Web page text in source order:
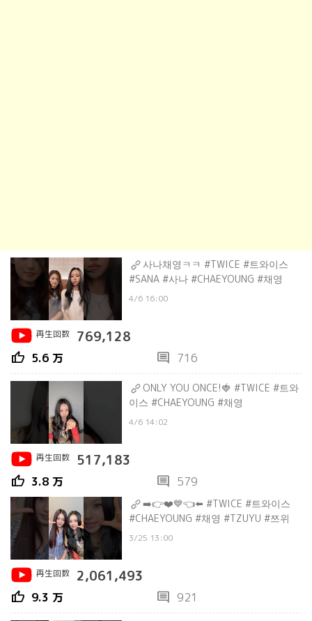
사나채영ㅋㅋ #TWICE #트와이스
#SANA #사나 #CHAEYOUNG #채영
4/6 16:00
再生回数 769,128
thumb_up 5.6 万 comment 716
ONLY YOU ONCE!🍓 #TWICE #트와
이스 #CHAEYOUNG #채영
4/6 14:02
再生回数 517,183
thumb_up 3.8 万 comment 579
➡️👉❤️💙👈⬅️ #TWICE #트와이스
#CHAEYOUNG #채영 #TZUYU #쯔위
3/25 13:00
再生回数 2,061,493
thumb_up 9.3 万 comment 921